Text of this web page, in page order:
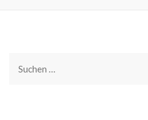
Suchen